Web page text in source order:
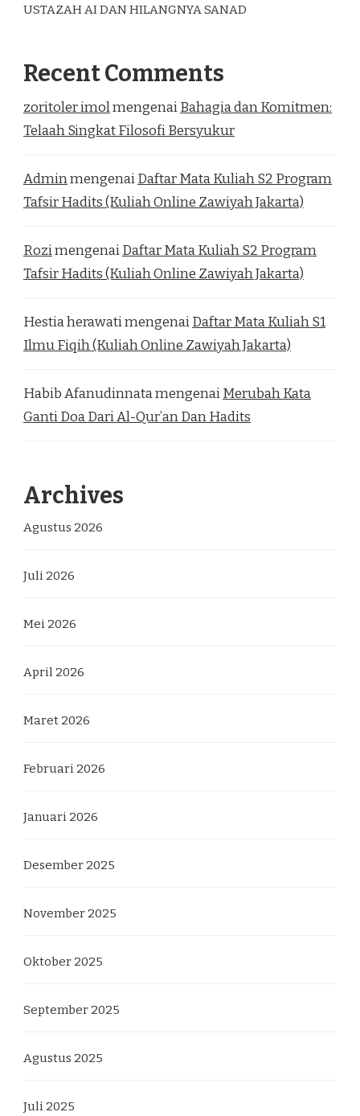
USTAZAH AI DAN HILANGNYA SANAD
Recent Comments
zoritoler imolmengenaiBahagia dan Komitmen:
Telaah Singkat Filosofi Bersyukur
AdminmengenaiDaftar Mata Kuliah S2 Program
Tafsir Hadits (Kuliah Online Zawiyah Jakarta)
RozimengenaiDaftar Mata Kuliah S2 Program
Tafsir Hadits (Kuliah Online Zawiyah Jakarta)
Hestia herawatimengenaiDaftar Mata Kuliah S1
Ilmu Fiqih (Kuliah Online Zawiyah Jakarta)
Habib AfanudinnatamengenaiMerubah Kata
Ganti Doa Dari Al-Qur’an Dan Hadits
Archives
Agustus 2026
Juli 2026
Mei 2026
April 2026
Maret 2026
Februari 2026
Januari 2026
Desember 2025
November 2025
Oktober 2025
September 2025
Agustus 2025
Juli 2025